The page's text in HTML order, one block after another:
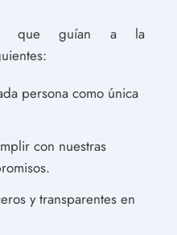
que guían a la
persona como única
con nuestras
y transparentes en